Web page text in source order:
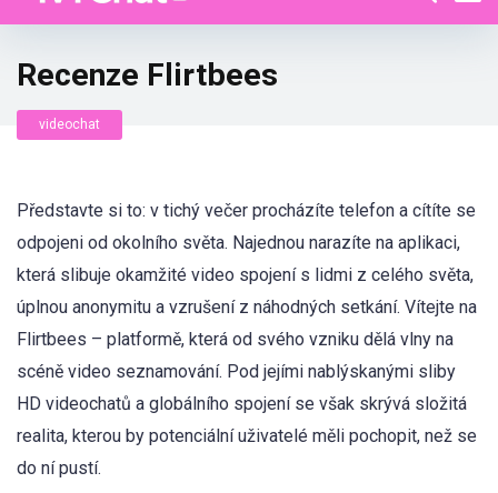
Recenze Flirtbees
videochat
Představte si to: v tichý večer procházíte telefon a cítíte se
odpojeni od okolního světa. Najednou narazíte na aplikaci,
která slibuje okamžité video spojení s lidmi z celého světa,
úplnou anonymitu a vzrušení z náhodných setkání. Vítejte na
Flirtbees – platformě, která od svého vzniku dělá vlny na
scéně video seznamování. Pod jejími nablýskanými sliby
HD videochatů a globálního spojení se však skrývá složitá
realita, kterou by potenciální uživatelé měli pochopit, než se
do ní pustí.